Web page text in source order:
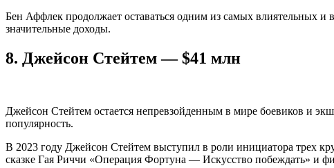
Бен Аффлек продолжает оставаться одним из самых влиятельных и
значительные доходы.
8. Джейсон Стейтем — $41 млн
Джейсон Стейтем остается непревзойденным в мире боевиков и
популярность.
В 2023 году Джейсон Стейтем выступил в роли инициатора трех
сказке Гая Риччи «Операция Фортуна — Искусство побеждать» и